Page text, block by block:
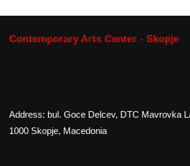
Contemporary Arts Center - Skopje
Address: bul. Goce Delcev, DTC Mavrovka
1000 Skopje, Macedonia